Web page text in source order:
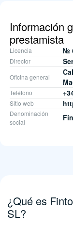
Información
prestamista
Licencia №
Director
Oficina general
Teléfono
Sitio web
Denominación
social
¿Qué es
SL?